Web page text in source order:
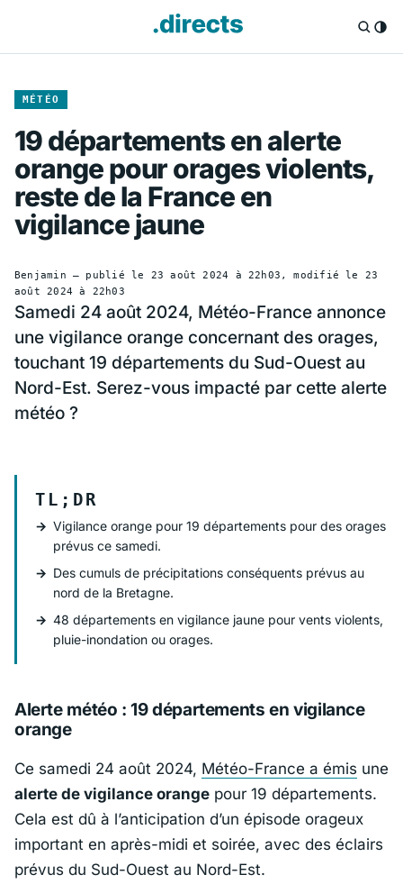
MÉTÉO
19 départements en alerte
orange pour orages violents,
reste de la France en
vigilance jaune
Benjamin — publié le 23 août 2024 à 22h03 , modifié le 23
août 2024 à 22h03
Samedi 24 août 2024, Météo-France annonce
une vigilance orange concernant des orages,
touchant 19 départements du Sud-Ouest au
Nord-Est. Serez-vous impacté par cette alerte
météo ?
TL;DR
Vigilance orange pour 19 départements pour des orages
prévus ce samedi.
Des cumuls de précipitations conséquents prévus au
nord de la Bretagne.
48 départements en vigilance jaune pour vents violents,
pluie-inondation ou orages.
Alerte météo : 19 départements en vigilance
orange
Ce samedi 24 août 2024, Météo-France a émis une
alerte de vigilance orange pour 19 départements.
Cela est dû à l’anticipation d’un épisode orageux
important en après-midi et soirée, avec des éclairs
prévus du Sud-Ouest au Nord-Est.